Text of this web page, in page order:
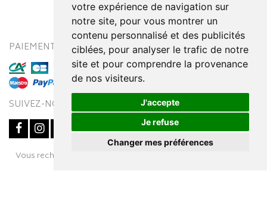
votre expérience de navigation sur
notre site, pour vous montrer un
contenu personnalisé et des publicités
ciblées, pour analyser le trafic de notre
site et pour comprendre la provenance
de nos visiteurs.
J'accepte
Je refuse
Changer mes préférences
PAIEMENT SÉCURISÉ MODES DE LIVRAISON
SUIVEZ-NOUS SUR
Vous recherchez un médicament ? Découvrez la pharmacie en